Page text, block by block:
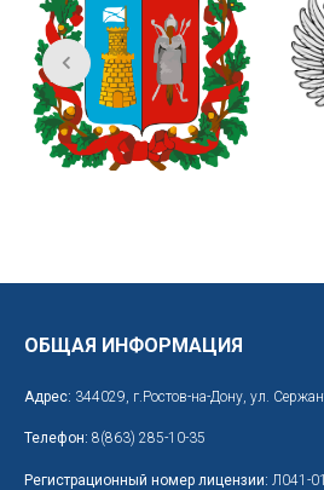
ОБЩАЯ ИНФОРМАЦИЯ
Адрес: 344029, г.Ростов-на-Дону, ул.
Телефон: 8(863) 285-10-35
Регистрационный номер лицензии: Л041-